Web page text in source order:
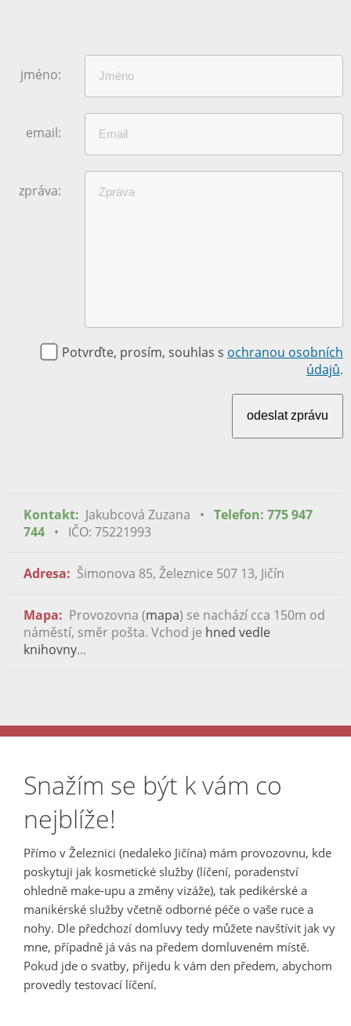
jméno:
email:
zpráva:
Potvrďte, prosím, souhlas s ochranou osobních
údajů.
Kontakt: Jakubcová Zuzana • Telefon: 775 947
744 • IČO: 75221993
Adresa: Šimonova 85, Železnice 507 13, Jičín
Mapa: Provozovna (mapa) se nachází cca 150m od
náměstí, směr pošta. Vchod je hned vedle
knihovny...
Snažím se být k vám co
nejblíže!
Přímo v Železnici (nedaleko Jičína) mám provozovnu, kde
poskytuji jak kosmetické služby (líčení, poradenství
ohledně make-upu a změny vizáže), tak pedikérské a
manikérské služby včetně odborné péče o vaše ruce a
nohy. Dle předchozí domluvy tedy můžete navštívit jak vy
mne, případně já vás na předem domluveném místě.
Pokud jde o svatby, přijedu k vám den předem, abychom
provedly testovací líčení.